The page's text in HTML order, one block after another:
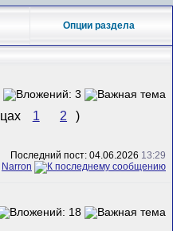
Опции раздела
1 2 )
Последний пост: 04.06.2026 13:29
Narron